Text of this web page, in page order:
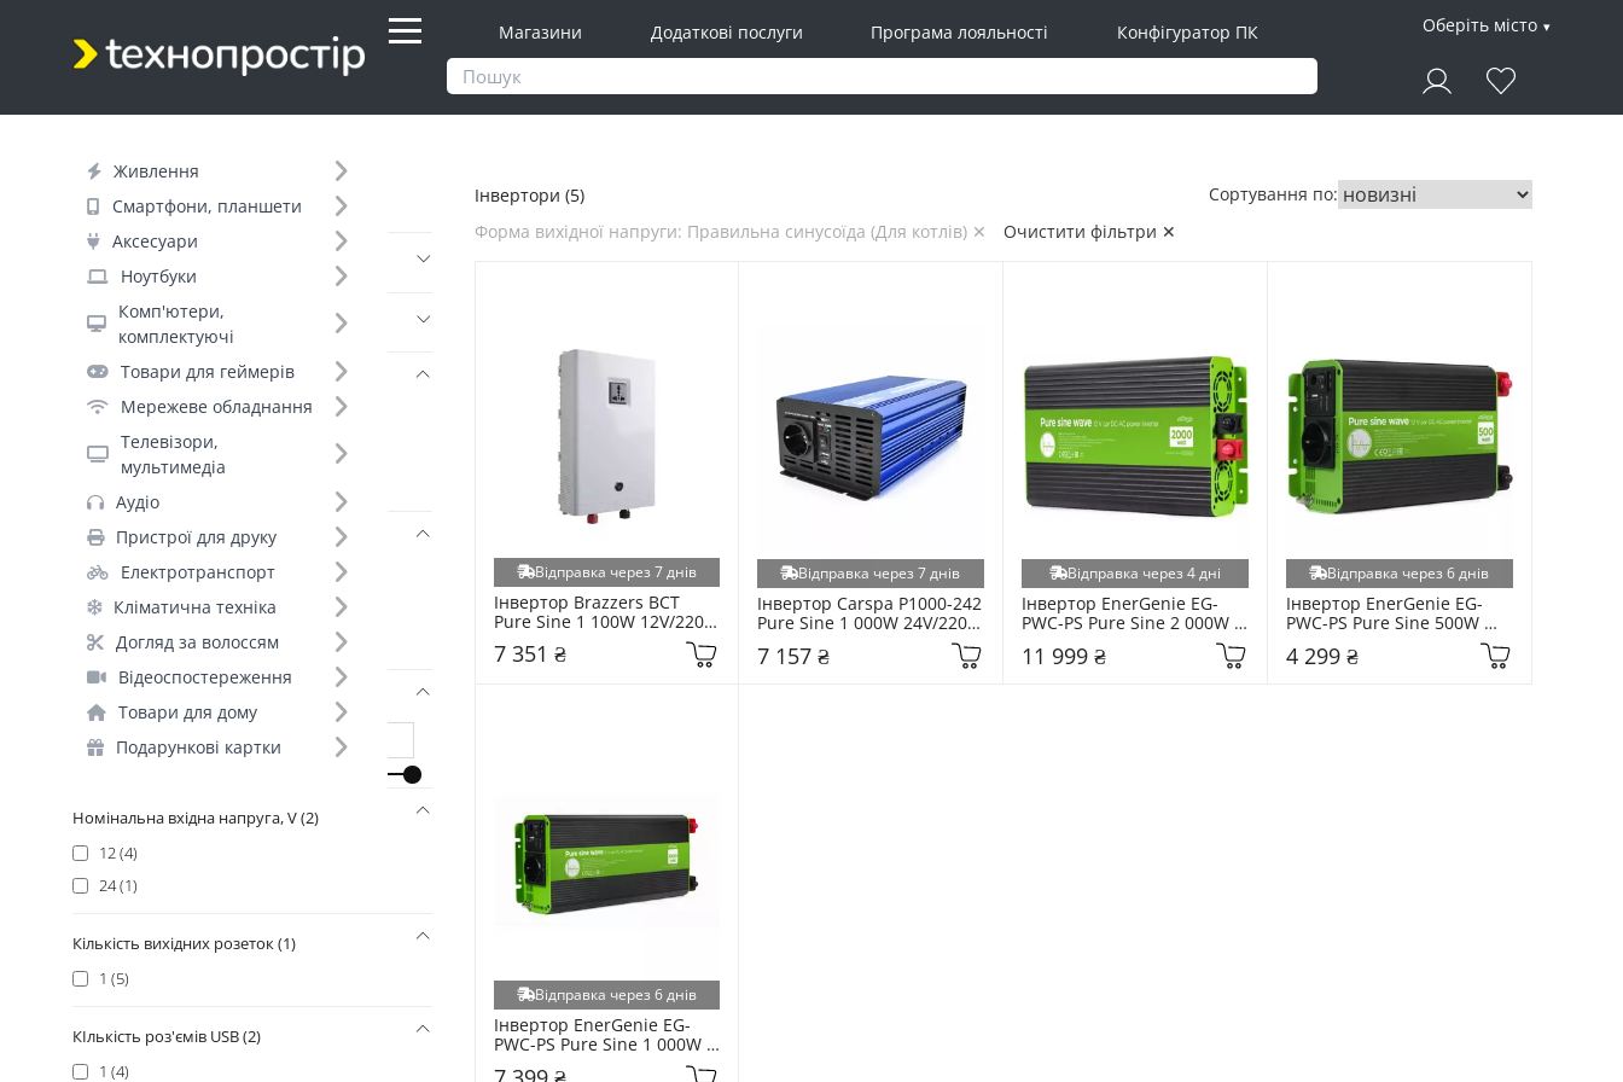
Магазини Додаткові послуги Програма лояльності Конфігуратор ПК Оберіть місто
Живлення
Смартфони, планшети
Аксесуари
Ноутбуки
Комп'ютери,
комплектуючі
Товари для геймерів
Мережеве обладнання
Телевізори,
мультимедіа
Аудіо
Пристрої для друку
Електротранспорт
Кліматична техніка
Догляд за волоссям
Відеоспостереження
Товари для дому
Подарункові картки
Фільтр
Днів до відправки (3)
Бренд (3)
EnerGenie (3)
Brazzers (1)
Carspa (1)
Форма вихідної напруги (3)
Правильна синусоїда (Для котлів) (5)
Модифікована синусоїда (+26)
Правильна синусоїда (+1)
Потужність, W
Номінальна вхідна напруга, V (2)
12 (4)
24 (1)
Кількість вихідних розеток (1)
1 (5)
КІлькість роз'ємів USB (2)
1 (4)
Інвертори (5)
Форма вихідної напруги: Правильна синусоїда (Для котлів) ✕
Очистити фільтри ✕
Сортування по:
Відправка через 7 днів
Інвертор Brazzers BCT
Pure Sine 1 100W 12V/220V
7 351 ₴
Відправка через 7 днів
Інвертор Carspa P1000-242
Pure Sine 1 000W 24V/220V
7 157 ₴
Відправка через 4 дні
Інвертор EnerGenie EG-
PWC-PS Pure Sine 2 000W
12V/220V + 1USB (EG-PWC-
PS2000-01)
11 999 ₴
Відправка через 6 днів
Інвертор EnerGenie EG-
PWC-PS Pure Sine 500W
12V/220V + 1USB (EG-PWC-
PS500-01)
4 299 ₴
Відправка через 6 днів
Інвертор EnerGenie EG-
PWC-PS Pure Sine 1 000W
12V/220V + 1USB (EG-PWC-